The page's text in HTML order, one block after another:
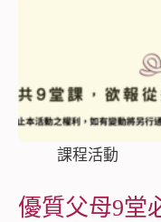
課程活動
優質父母9堂